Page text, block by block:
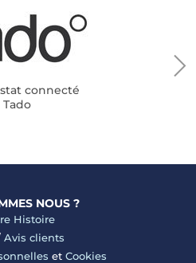
connecté
Tado
NOUS ?
Histoire
Avis clients
et Cookies